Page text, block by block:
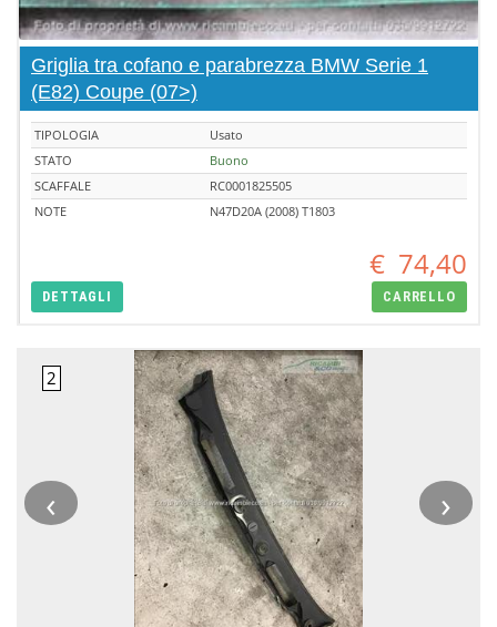
Griglia tra cofano e parabrezza BMW Serie 1
(E82) Coupe (07>)
TIPOLOGIA
Usato
STATO
Buono
SCAFFALE
RC0001825505
NOTE
N47D20A (2008) T1803
€ 74,40
DETTAGLI CARRELLO
‹ ›